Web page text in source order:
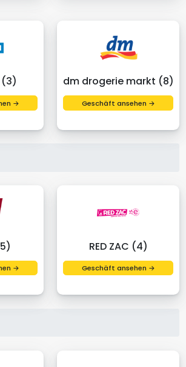
→
dm drogerie markt (8)
Geschäft ansehen →
→
RED ZAC (4)
Geschäft ansehen →